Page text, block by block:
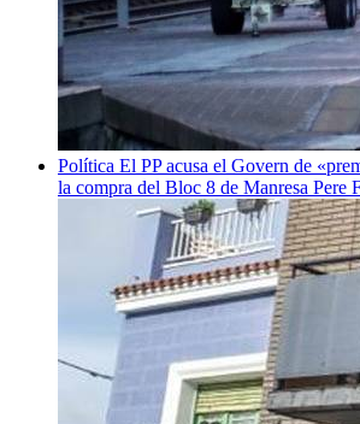
Política El PP acusa el Govern de
la compra del Bloc 8 de Manresa Pere